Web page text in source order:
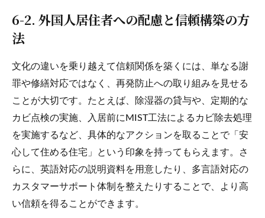
6-2. 外国人居住者への配慮と信頼構築の方
法
文化の違いを乗り越えて信頼関係を築くには、単なる謝
罪や修繕対応ではなく、再発防止への取り組みを見せる
ことが大切です。たとえば、除湿器の貸与や、定期的な
カビ点検の実施、入居前にMIST工法によるカビ除去処理
を実施するなど、具体的なアクションを取ることで「安
心して住める住宅」という印象を持ってもらえます。さ
らに、英語対応の説明資料を用意したり、多言語対応の
カスタマーサポート体制を整えたりすることで、より高
い信頼を得ることができます。